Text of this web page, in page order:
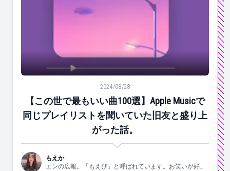
【この世で最もいい曲100選】Apple Musicで同じプレ
2024/08/28
【この世で最もいい曲100選】Apple Musicで
同じプレイリストを聞いていた旧友と盛り上
がった話。
もえか
エンの広報。「もえぴ」と呼ばれています。お笑いが好